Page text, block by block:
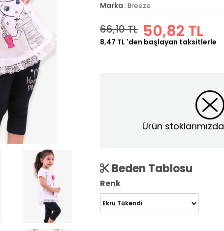
Marka : Breeze
66,10 TL 50,82 TL
8,47 TL 'den başlayan taksitlerle
Ürün
Beden Tablosu
Renk